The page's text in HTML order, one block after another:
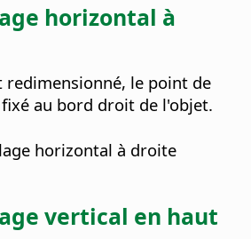
horizontal à
redimensionné, le point de
au bord droit de l'objet.
horizontal à droite
vertical en haut